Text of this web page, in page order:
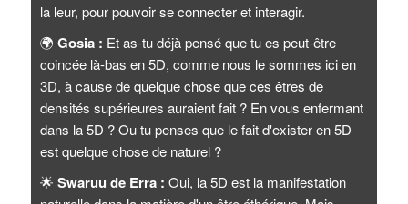
la leur, pour pouvoir se connecter et interagir.
🌍 Gosia : Et as-tu déjà pensé que tu es peut-être
coincée là-bas en 5D, comme nous le sommes ici en
3D, à cause de quelque chose que ces êtres de
densités supérieures auraient fait ? En vous enfermant
dans la 5D ? Ou tu penses que le fait d'exister en 5D
est quelque chose de naturel ?
🌟 Swaruu de Erra : Oui, la 5D est la manifestation